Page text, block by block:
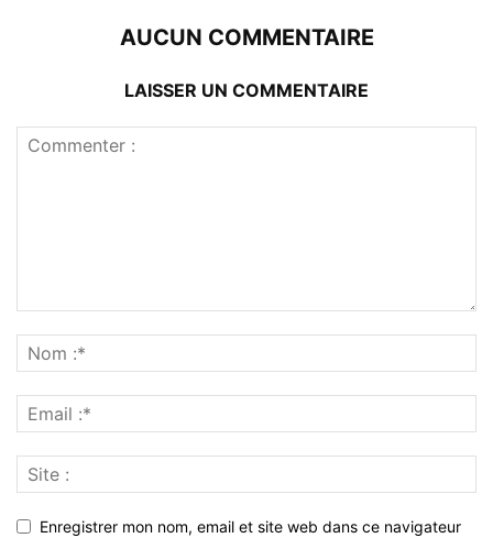
AUCUN COMMENTAIRE
LAISSER UN COMMENTAIRE
Enregistrer mon nom, email et site web dans ce navigateur